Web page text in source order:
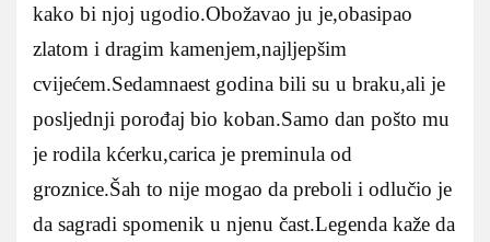
kako bi njoj ugodio.Obožavao ju je,obasipao
zlatom i dragim kamenjem,najljepšim
cvijećem.Sedamnaest godina bili su u braku,ali je
posljednji porođaj bio koban.Samo dan pošto mu
je rodila kćerku,carica je preminula od
groznice.Šah to nije mogao da preboli i odlučio je
da sagradi spomenik u njenu čast.Legenda kaže da